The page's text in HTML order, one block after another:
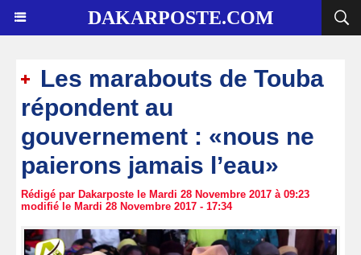
DAKARPOSTE.COM
Les marabouts de Touba
répondent au
gouvernement : «nous ne
paierons jamais l’eau»
Rédigé par Dakarposte le Mardi 28 Novembre 2017 à 09:23
modifié le Mardi 28 Novembre 2017 - 17:34